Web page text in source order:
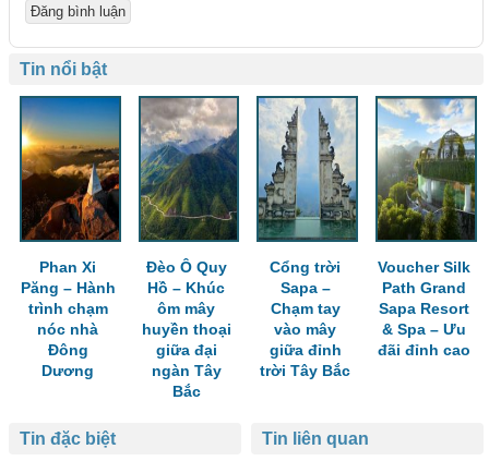
Tin nổi bật
Phan Xi
Păng – Hành
trình chạm
nóc nhà
Đông
Dương
Đèo Ô Quy
Hồ – Khúc
ôm mây
huyền thoại
giữa đại
ngàn Tây
Bắc
Cổng trời
Sapa –
Chạm tay
vào mây
giữa đỉnh
trời Tây Bắc
Voucher Silk
Path Grand
Sapa Resort
& Spa – Ưu
đãi đỉnh cao
Tin liên quan
Tin đặc biệt